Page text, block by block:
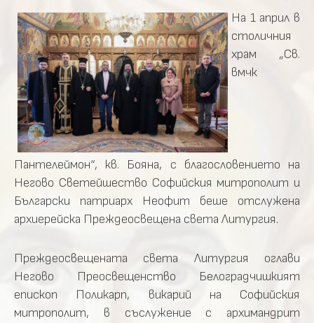
На 1 април в
столичния
храм „Св.
вмчк
Пантелеймон“, кв. Бояна, с благословението на
Негово Светейшество Софийския митрополит и
Български патриарх Неофит беше отслужена
архиерейска Преждеосвещена света Литургия.
Преждеосвещената света Литургия оглави
Негово Преосвещенство Белоградчишкият
епископ Поликарп, викарий на Софийския
митрополит, в съслужение с архимандрит